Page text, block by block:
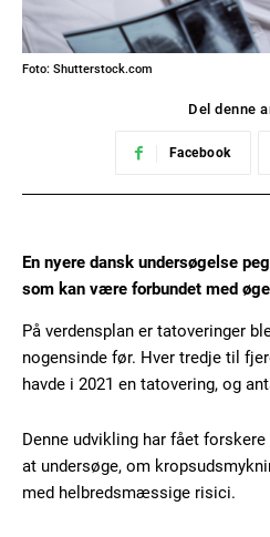
Foto: Shutterstock.com
Del denne
Facebook
En nyere dansk undersøgelse
som kan være forbundet med
På verdensplan er tatoveringer
nogensinde før. Hver tredje til
havde i 2021 en tatovering, og
Denne udvikling har fået
at undersøge, om
med helbredsmæssige risici.